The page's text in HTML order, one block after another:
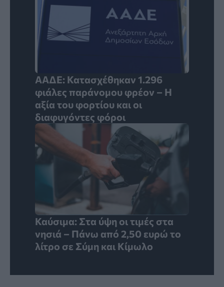
ΑΑΔΕ: Κατασχέθηκαν 1.296
φιάλες παράνομου φρέον – Η
αξία του φορτίου και οι
διαφυγόντες φόροι
Καύσιμα: Στα ύψη οι τιμές στα
νησιά – Πάνω από 2,50 ευρώ το
λίτρο σε Σύμη και Κίμωλο